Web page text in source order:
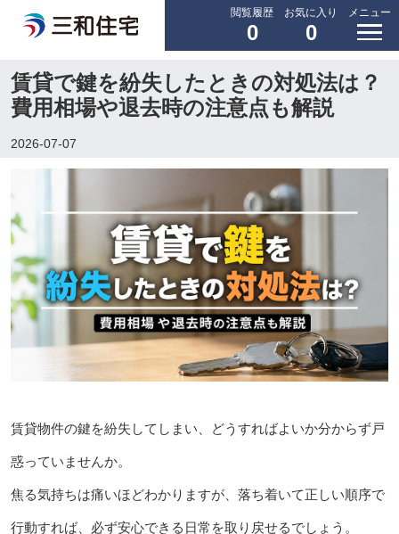
閲覧履歴
0
お気に入り
0
メニュー
賃貸で鍵を紛失したときの対処法は？
費用相場や退去時の注意点も解説
2026-07-07
賃貸物件の鍵を紛失してしまい、どうすればよいか分からず戸
惑っていませんか。
焦る気持ちは痛いほどわかりますが、落ち着いて正しい順序で
行動すれば、必ず安心できる日常を取り戻せるでしょう。